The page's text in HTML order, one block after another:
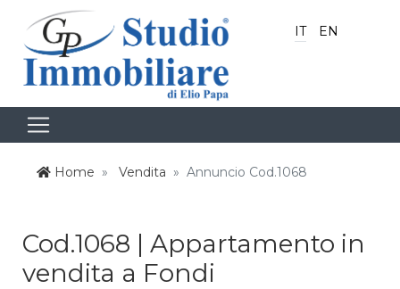
IT EN
Home Vendita Annuncio Cod.1068
Cod.1068 | Appartamento in
vendita a Fondi